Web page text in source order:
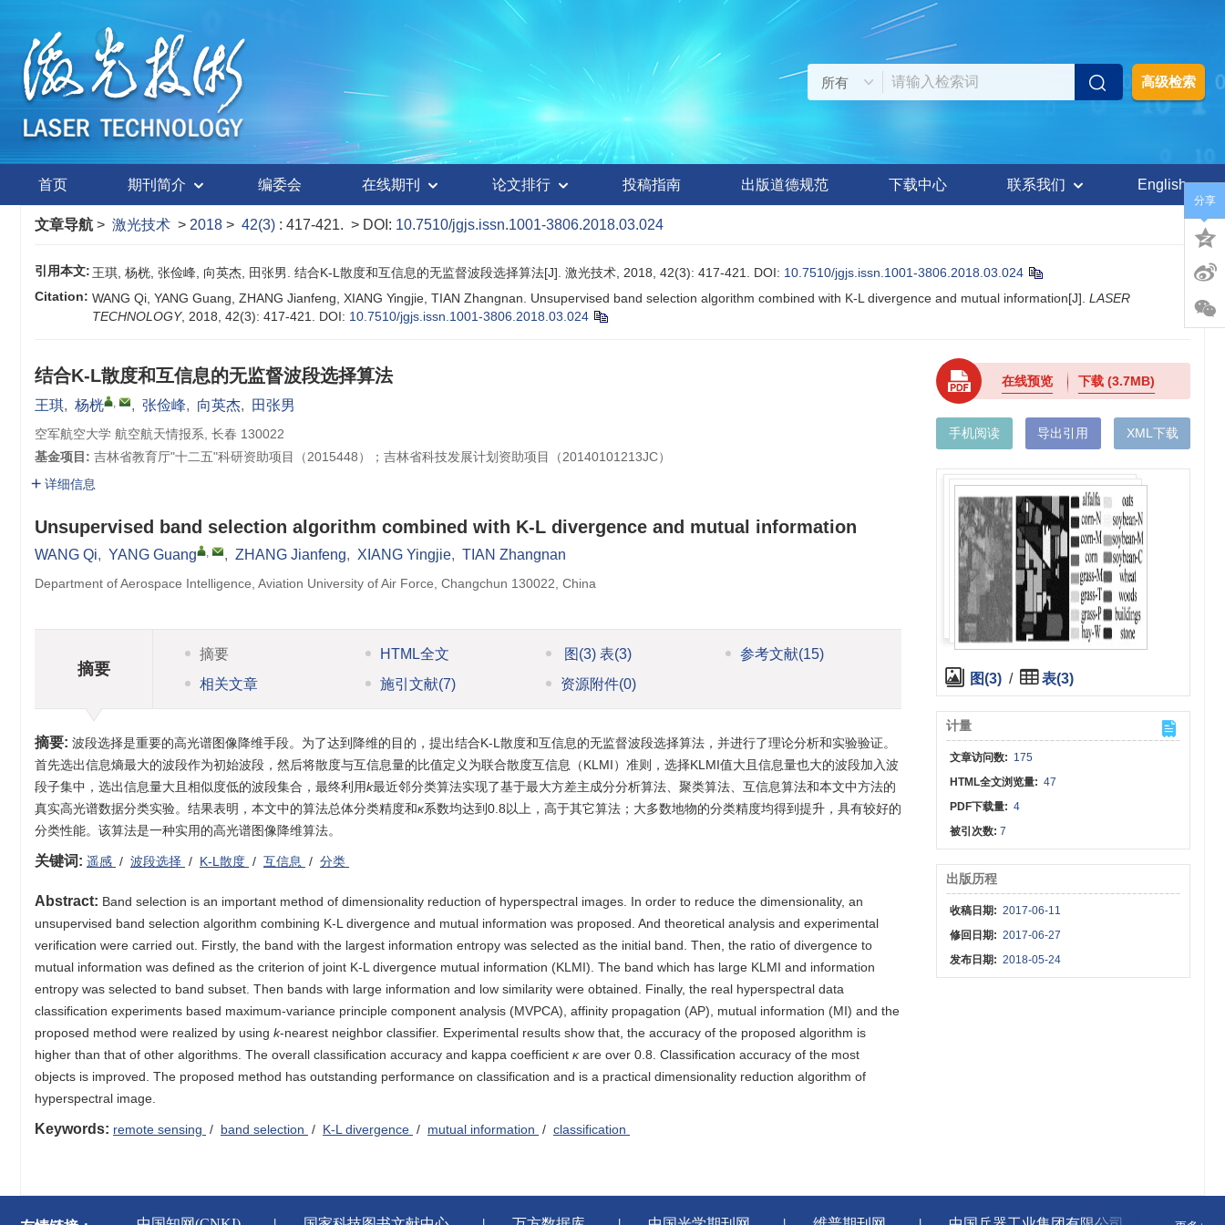
高级检索
首页 期刊简介 编委会 在线期刊 论文排行 投稿指南 出版道德规范 下载中心 联系我们 English
文章导航 > 激光技术 > 2018 > 42(3) : 417-421. > DOI: 10.7510/jgjs.issn.1001-3806.2018.03.024
引用本文: 王琪, 杨桄, 张俭峰, 向英杰, 田张男. 结合K-L散度和互信息的无监督波段选择算法[J]. 激光技术, 2018, 42(3): 417-421. DOI: 10.7510/jgjs.issn.1001-3806.2018.03.024
Citation: WANG Qi, YANG Guang, ZHANG Jianfeng, XIANG Yingjie, TIAN Zhangnan. Unsupervised band selection algorithm combined with K-L divergence and mutual information[J]. LASER
TECHNOLOGY, 2018, 42(3): 417-421. DOI: 10.7510/jgjs.issn.1001-3806.2018.03.024
结合K-L散度和互信息的无监督波段选择算法
王琪, 杨桄 , , 张俭峰, 向英杰, 田张男
空军航空大学 航空航天情报系, 长春 130022
基金项目: 吉林省教育厅"十二五"科研资助项目（2015448）；吉林省科技发展计划资助项目（20140101213JC）
详细信息
Unsupervised band selection algorithm combined with K-L divergence and mutual information
WANG Qi, YANG Guang , , ZHANG Jianfeng, XIANG Yingjie, TIAN Zhangnan
Department of Aerospace Intelligence, Aviation University of Air Force, Changchun 130022, China
摘要
摘要 HTML全文 图 (3)表(3) 参考文献(15)
相关文章
施引文献(7) 资源附件(0)
摘要: 波段选择是重要的高光谱图像降维手段。为了达到降维的目的，提出结合K-L散度和互信息的无监督波段选择算法，并进行了理论分析和实验验证。
首先选出信息熵最大的波段作为初始波段，然后将散度与互信息量的比值定义为联合散度互信息（KLMI）准则，选择KLMI值大且信息量也大的波段加入波
段子集中，选出信息量大且相似度低的波段集合，最终利用k最近邻分类算法实现了基于最大方差主成分分析算法、聚类算法、互信息算法和本文中方法的
真实高光谱数据分类实验。结果表明，本文中的算法总体分类精度和κ系数均达到0.8以上，高于其它算法；大多数地物的分类精度均得到提升，具有较好的
分类性能。该算法是一种实用的高光谱图像降维算法。
关键词: 遥感 / 波段选择 / K-L散度 / 互信息 / 分类
Abstract: Band selection is an important method of dimensionality reduction of hyperspectral images. In order to reduce the dimensionality, an
unsupervised band selection algorithm combining K-L divergence and mutual information was proposed. And theoretical analysis and experimental
verification were carried out. Firstly, the band with the largest information entropy was selected as the initial band. Then, the ratio of divergence to
mutual information was defined as the criterion of joint K-L divergence mutual information (KLMI). The band which has large KLMI and information
entropy was selected to band subset. Then bands with large information and low similarity were obtained. Finally, the real hyperspectral data
classification experiments based maximum-variance principle component analysis (MVPCA), affinity propagation (AP), mutual information (MI) and the
proposed method were realized by using k-nearest neighbor classifier. Experimental results show that, the accuracy of the proposed algorithm is
higher than that of other algorithms. The overall classification accuracy and kappa coefficient κare over 0.8. Classification accuracy of the most
objects is improved. The proposed method has outstanding performance on classification and is a practical dimensionality reduction algorithm of
hyperspectral image.
Keywords: remote sensing / band selection / K-L divergence / mutual information / classification
在线预览 下载(3.7MB)
手机阅读 导出引用 XML下载
图(3) / 表(3)
计量
文章访问数: 175
HTML全文浏览量: 47
PDF下载量: 4
被引次数:7
出版历程
收稿日期: 2017-06-11
修回日期: 2017-06-27
发布日期: 2018-05-24
分享